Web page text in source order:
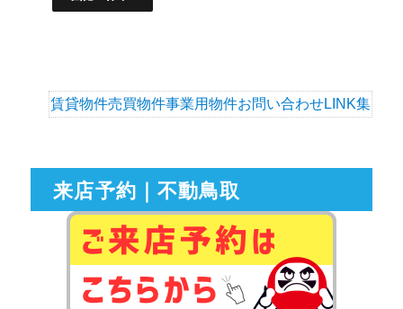
賃貸物件売買物件事業用物件お問い合わせLINK集
来店予約｜不動鳥取